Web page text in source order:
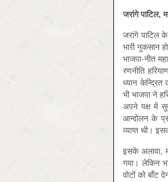
जरांगेपाटिल,
जरांगे पाटिल
भारी नुकसान
भाजपा-नीत
रणनीति
ध्यान केन्द्रित
भी भाजपा ने
अपने पक्ष में
आन्दोलन के
व्याप्त थी।
इसके अलावा,
गया। लेकिन
वोटों को बाँट